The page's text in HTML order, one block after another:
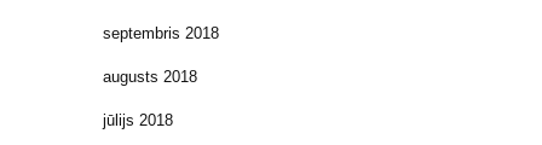
septembris 2018
augusts 2018
jūlijs 2018